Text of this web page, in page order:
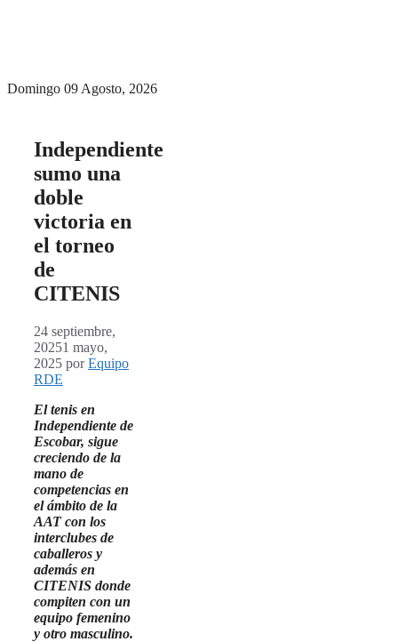
Domingo 09 Agosto, 2026
Independiente
sumo una
doble
victoria en
el torneo
de
CITENIS
24 septiembre,
20251 mayo,
2025 porEquipo
RDE
El tenis en
Independiente de
Escobar, sigue
creciendo de la
mano de
competencias en
el ámbito de la
AAT con los
interclubes de
caballeros y
además en
CITENIS donde
compiten con un
equipo femenino
y otro masculino.